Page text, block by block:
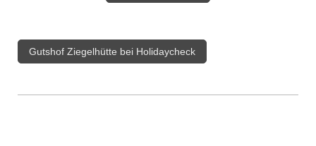
Gutshof Ziegelhütte bei Holidaycheck